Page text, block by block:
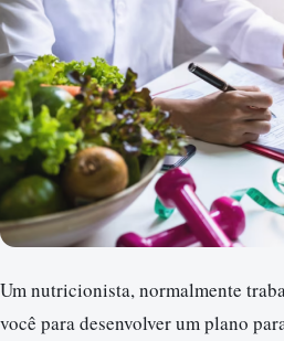
Um nutricionista, normalmente
você para desenvolver um plano